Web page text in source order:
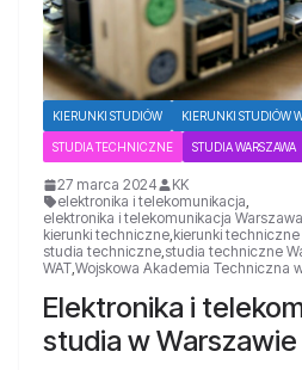
KIERUNKI STUDIÓW KIERUNKI STUDIÓW
STUDIA TECHNICZNE STUDIA WARSZAWA
27 marca 2024
KK
elektronika i telekomunikacja,
elektronika i telekomunikacja Warszawa
kierunki techniczne,kierunki
studia techniczne,studia techniczne
WAT,Wojskowa Akademia Techniczna
Elektronika i
studia w Warszawie